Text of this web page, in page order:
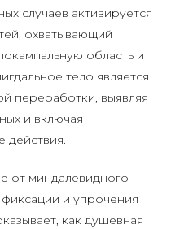
случаев активируется
охватывающий
область и
тело является
переработки, выявляя
и включая
действия.
от миндалевидного
и упрочения
как душевная